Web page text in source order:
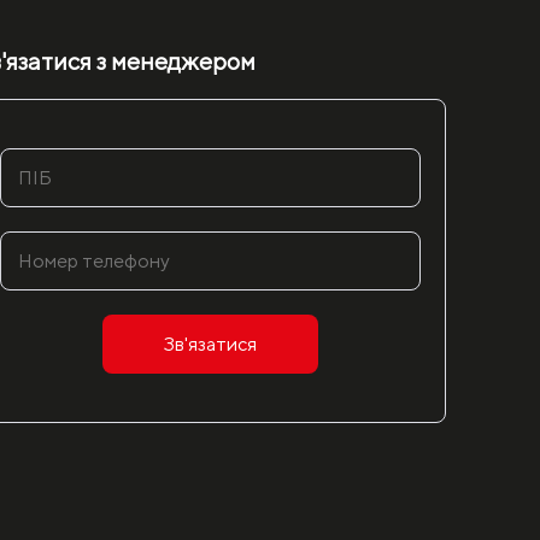
з менеджером
Зв'язатися